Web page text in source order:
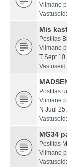
Viimane
Vastuseid:
Mis
Postitas
Viimane
T Sept
Vastuseid:
Postitas
Viimane
N Juul
Vastuseid:
MG34
Postitas
Viimane
Vastuseid: